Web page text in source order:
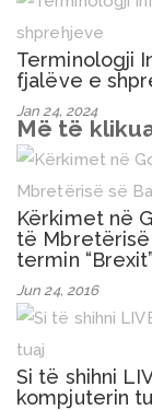
Terminologji
fjalëve e
Jan 24, 2024
Më të
Kërkimet në
të Mbretërisë
termin “Brexit”
Jun 24, 2016
Si të shihni
kompjuterin